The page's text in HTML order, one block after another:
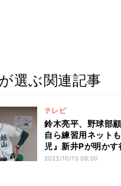
選ぶ関連記事
テレビ
鈴木亮平、野球部
自ら練習用ネット
児』新井Pが明かす
2023/10/15 06:00